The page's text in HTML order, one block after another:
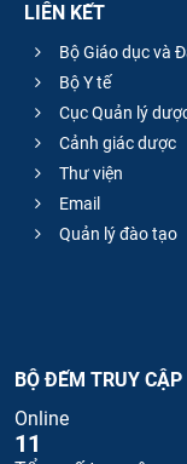
LIÊN KẾT
Bộ Giáo dục và
Bộ Y tế
Cục Quản lý
Cảnh giác dược
Thư viện
Email
Quản lý đào tạo
BỘ ĐẾM TRUY CẬP
Online
11